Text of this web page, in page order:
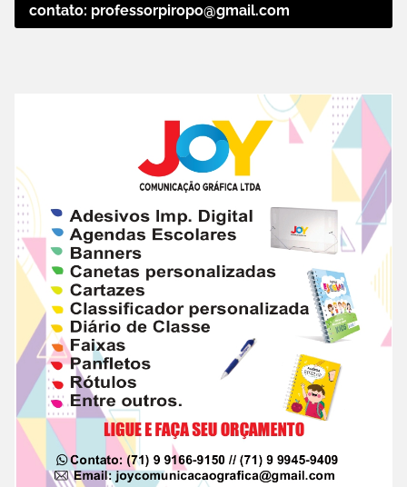
contato: professorpiropo@gmail.com